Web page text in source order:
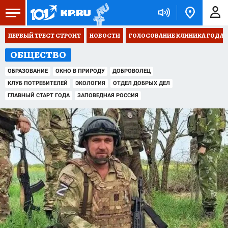
ПЕРВЫЙ ТРЕСТ СТРОИТ НОВОСТИ ГОЛОСОВАНИЕ КЛИНИКА ГОДА
ОБЩЕСТВО
ОБРАЗОВАНИЕ ОКНО В ПРИРОДУ
ДОБРОВОЛЕЦ
КЛУБ ПОТРЕБИТЕЛЕЙ
ЭКОЛОГИЯ
ОТДЕЛ ДОБРЫХ ДЕЛ
ГЛАВНЫЙ СТАРТ ГОДА
ЗАПОВЕДНАЯ РОССИЯ